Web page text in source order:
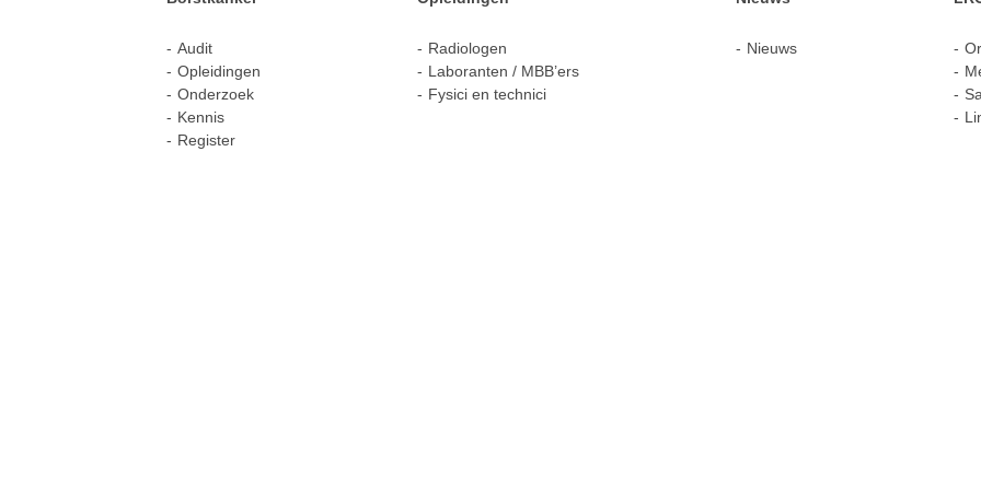
Audit
Opleidingen
Onderzoek
Kennis
Register
Radiologen
Laboranten / MBB’ers
Fysici en technici
Nieuws